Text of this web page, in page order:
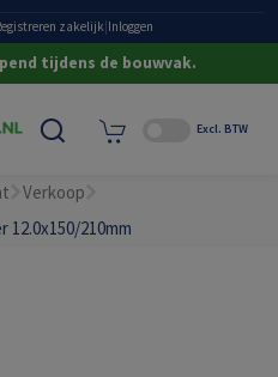
zakelijk Inloggen
tijdens de bouwvak.
Excl. BTW
Verkoop
12.0x150/210mm